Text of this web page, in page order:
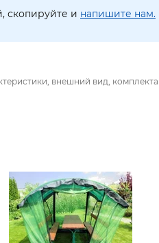
скопируйте и напишите нам.
внешний вид,